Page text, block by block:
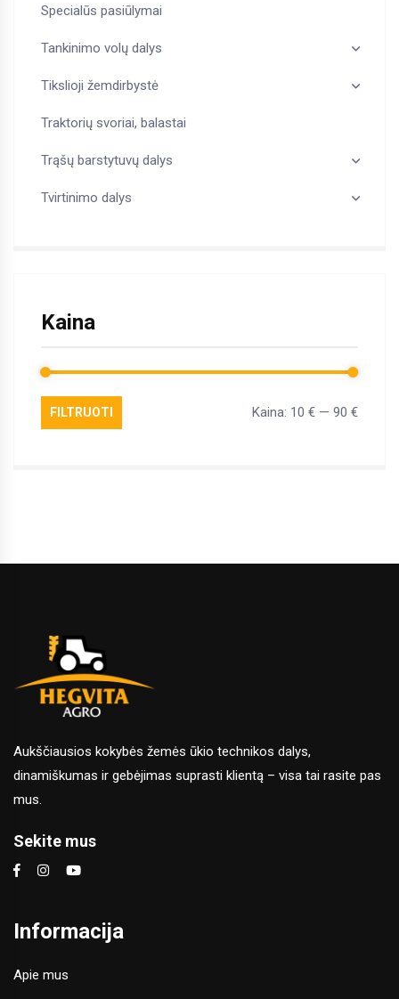
Specialūs pasiūlymai
Tankinimo volų dalys
Tikslioji žemdirbystė
Traktorių svoriai, balastai
Trąšų barstytuvų dalys
Tvirtinimo dalys
Kaina
FILTRUOTI Kaina: 10 € — 90 €
Aukščiausios kokybės žemės ūkio technikos dalys,
dinamiškumas ir gebėjimas suprasti klientą – visa tai rasite pas
mus.
Sekite mus
Informacija
Apie mus